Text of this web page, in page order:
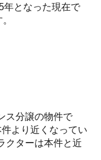
年となった現在で
ス分譲の物件で
より近くなってい
クターは本件と近